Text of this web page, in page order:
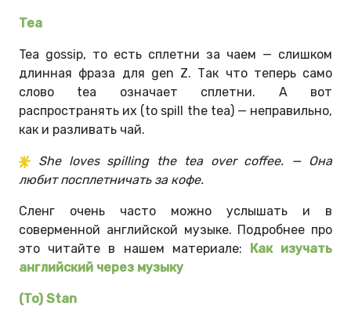
Tea
Tea gossip, то есть сплетни за чаем — слишком
длинная фраза для gen Z. Так что теперь само
слово tea означает сплетни. А вот
распространять их (to spill the tea) — неправильно,
как и разливать чай.
She loves spilling the tea over coffee. — Она
любит посплетничать за кофе.
Сленг очень часто можно услышать и в
соверменной английской музыке. Подробнее про
это читайте в нашем материале: Как изучать
английский через музыку
(To) Stan